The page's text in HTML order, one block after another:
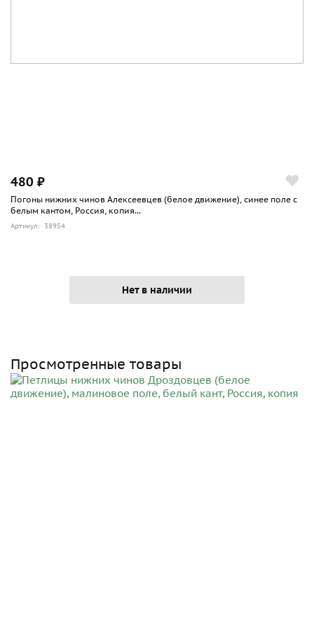
480 ₽
Погоны нижних чинов Алексеевцев (белое движение), синее поле с
белым кантом, Россия, копия...
Артикул: 38954
Нет в наличии
Просмотренные товары